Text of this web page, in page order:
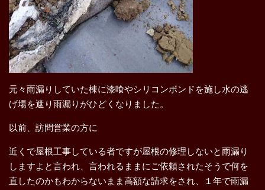
元々雨漏りしていた棟に漆喰やシリコンボンドを施し水の逃
げ場を遮り雨漏りがひどくなりました。
以前、訪問営業の方に
近くで屋根工事している者ですが屋根の修理しないと雨漏り
しますよと言われ、言われるままにご依頼されたそうで何を
直したのかもわからないまま高額な請求をされ、１年で雨漏